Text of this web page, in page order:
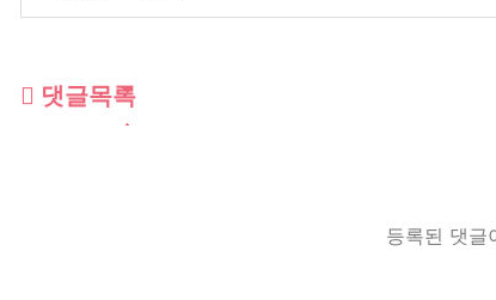
댓글목록
등록된 댓글